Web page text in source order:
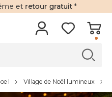
et retour gratuit *
Village de Noël lumineux